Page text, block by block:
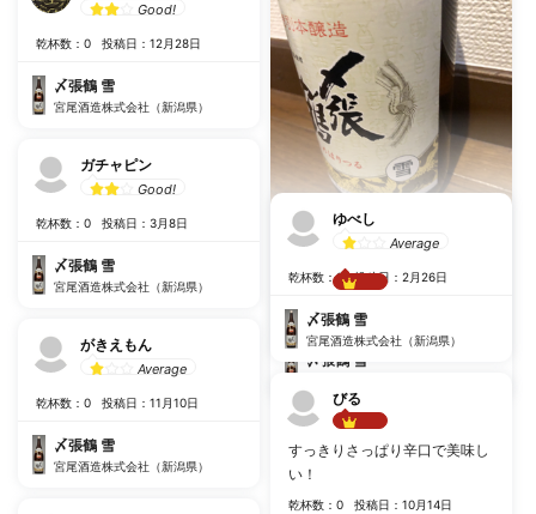
Good!
乾杯数：0 投稿日：12月28日
〆張鶴 雪
宮尾酒造株式会社（新潟県）
乾杯数：0 投稿日：4月30日
〆張鶴 雪
ガチャピン
Good!
乾杯数：0 投稿日：3月8日
〆張鶴 雪
宮尾酒造株式会社（新潟県）
ゆべし
Average
乾杯数：0 投稿日：2月26日
〆張鶴 雪
宮尾酒造株式会社（新潟県）
がきえもん
Average
乾杯数：0 投稿日：11月10日
〆張鶴 雪
宮尾酒造株式会社（新潟県）
びる
すっきりさっぱり辛口で美味し
い！
乾杯数：0 投稿日：10月14日